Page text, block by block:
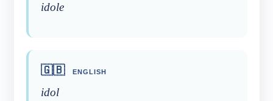
idole
🇬🇧 ENGLISH
idol